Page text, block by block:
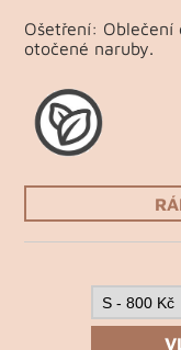
Ošetření: Oblečení
otočené naruby.